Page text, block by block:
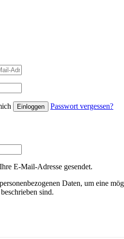
Passwort vergessen?
E-Mail-Adresse gesendet.
Daten, um eine
beschrieben sind.